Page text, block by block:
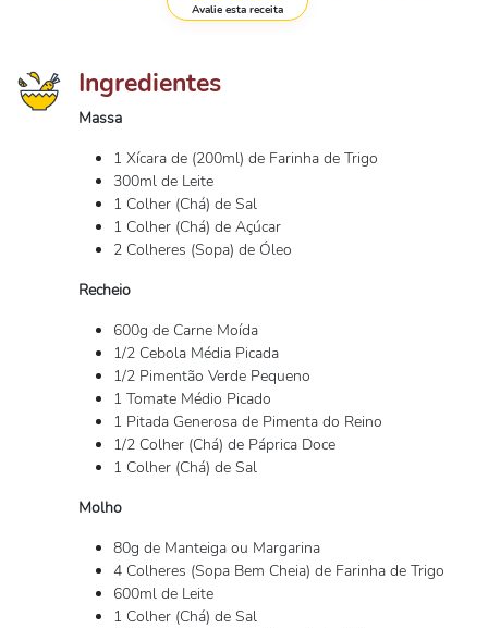
Avalie esta receita
Ingredientes
Massa
1 Xícara de (200ml) de Farinha de Trigo
300ml de Leite
1 Colher (Chá) de Sal
1 Colher (Chá) de Açúcar
2 Colheres (Sopa) de Óleo
Recheio
600g de Carne Moída
1/2 Cebola Média Picada
1/2 Pimentão Verde Pequeno
1 Tomate Médio Picado
1 Pitada Generosa de Pimenta do Reino
1/2 Colher (Chá) de Páprica Doce
1 Colher (Chá) de Sal
Molho
80g de Manteiga ou Margarina
4 Colheres (Sopa Bem Cheia) de Farinha de Trigo
600ml de Leite
1 Colher (Chá) de Sal